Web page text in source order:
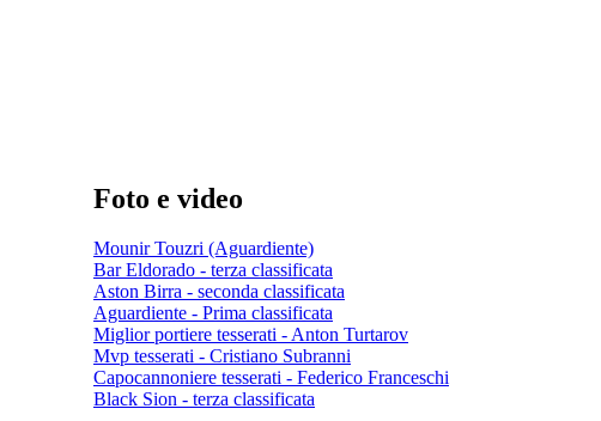
Foto e video
Mounir Touzri (Aguardiente)
Bar Eldorado - terza classificata
Aston Birra - seconda classificata
Aguardiente - Prima classificata
Miglior portiere tesserati - Anton Turtarov
Mvp tesserati - Cristiano Subranni
Capocannoniere tesserati - Federico Franceschi
Black Sion - terza classificata